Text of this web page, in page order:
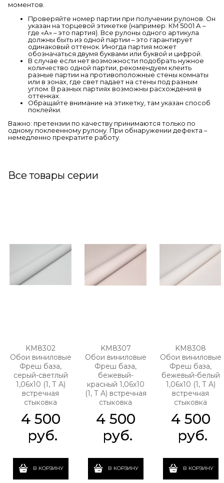
моментов.
Проверяйте номер партии при получении рулонов. Он
указан на торцевой этикетке (например: КМ 5001 А –
где «А» – это партия). Все рулоны одного артикула
должны быть из одной партии – это гарантирует
одинаковый оттенок. Иногда партия может
обозначаться двумя буквами или буквой и цифрой.
В случае если нет возможности подобрать нужное
количество одной партии, рекомендуем клеить
разные партии на противоположные стены комнаты
или в зонах, где свет падает на стены под разным
углом. В разных партиях возможны расхождения в
оттенках.
Обращайте внимание на этикетку, там указан способ
поклейки.
Важно: претензии по качеству принимаются только по
одному поклеенному рулону. При обнаружении дефекта –
немедленно прекратите работу.
Все товары серии
KM8302
Обои виниловые
Фреш база,
серый-светлый
1,06х10 (1, Т A)
встречная
стыковка
4 500
руб.
В КОРЗИНУ
KM8307
Обои виниловые
Фреш база,
бежевый-
красный 1,06х10
(1, Т A) встречная
стыковка
4 500
руб.
В КОРЗИНУ
KM8308
Обои виниловые
Фреш база,
бежевый-белый
1,06х10 (1, Т A)
встречная
стыковка
4 500
руб.
В КОРЗИНУ